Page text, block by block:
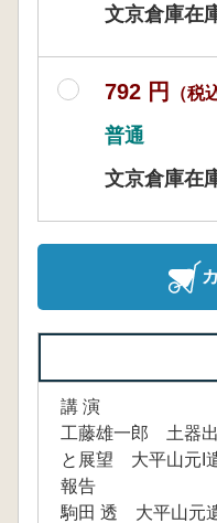
文京倉庫在
792 円 （税
普通
文京倉庫在
講 演
工藤雄一郎 土器
と展望 大平山元I
報告
駒田 透 大平山元